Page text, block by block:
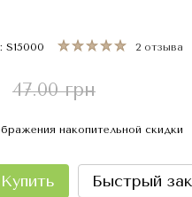
S15000 2 отзыва
47.00 грн
накопительной скидки
Купить Быстрый